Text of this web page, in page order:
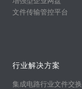
文件传输管控平台
行业解决方案
集成电路行业文件交换